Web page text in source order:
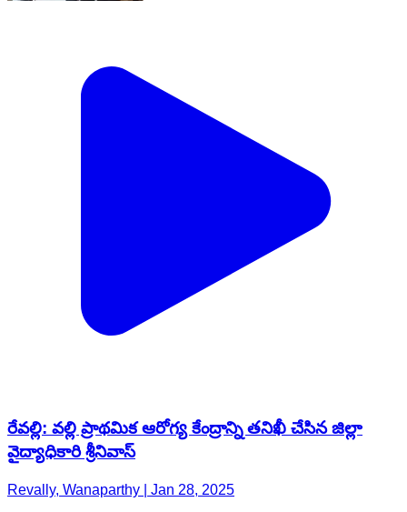
రేవల్లి: వల్లి ప్రాథమిక ఆరోగ్య కేంద్రాన్ని తనిఖీ చేసిన జిల్లా
వైద్యాధికారి శ్రీనివాస్
Revally, Wanaparthy | Jan 28, 2025